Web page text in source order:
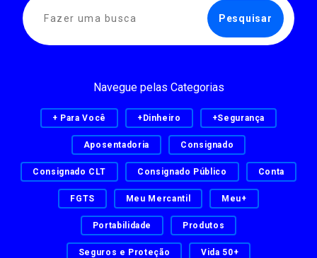
Navegue pelas Categorias
+ Para Você +Dinheiro +Segurança
Aposentadoria Consignado
Consignado CLT Consignado Público Conta
FGTS Meu Mercantil Meu+
Portabilidade Produtos
Seguros e Proteção Vida 50+